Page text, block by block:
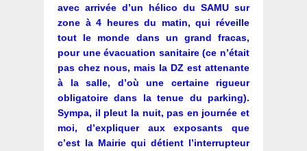
avec arrivée d’un hélico du SAMU sur
zone à 4 heures du matin, qui réveille
tout le monde dans un grand fracas,
pour une évacuation sanitaire (ce n’était
pas chez nous, mais la DZ est attenante
à la salle, d’où une certaine rigueur
obligatoire dans la tenue du parking).
Sympa, il pleut la nuit, pas en journée et
moi, d’expliquer aux exposants que
c’est la Mairie qui détient l’interrupteur